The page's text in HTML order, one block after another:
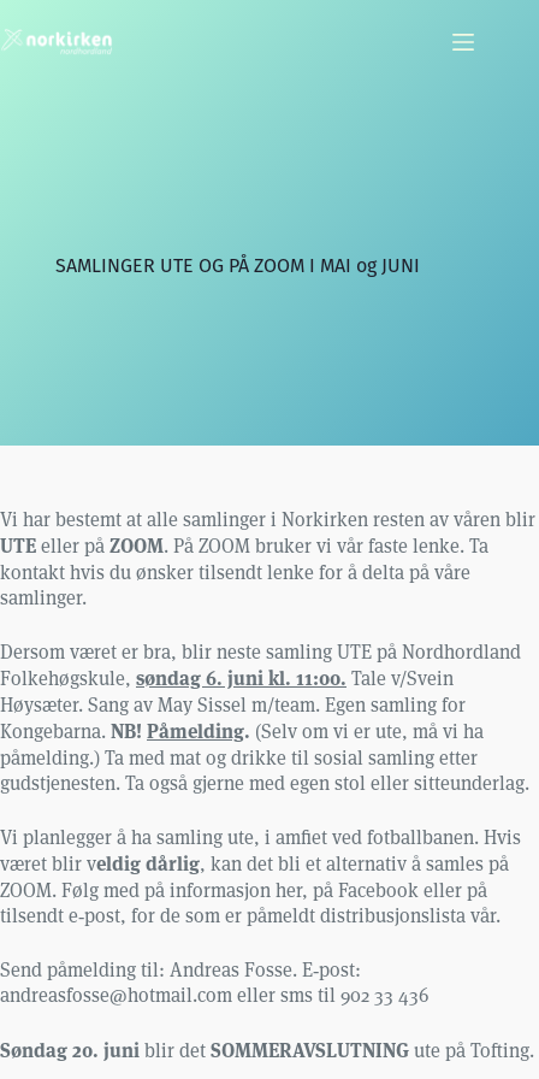
til
innholdet
SAMLINGER UTE OG PÅ ZOOM I MAI og JUNI
Vi har bestemt at alle samlinger i Norkirken resten av våren blir
UTEeller på ZOOM. På ZOOM bruker vi vår faste lenke. Ta
kontakt hvis du ønsker tilsendt lenke for å delta på våre
samlinger.
Dersom været er bra, blir neste samling UTE på Nordhordland
Folkehøgskule, søndag 6. juni kl. 11:00. Tale v/Svein
Høysæter. Sang av May Sissel m/team. Egen samling for
Kongebarna.NB! Påmelding. (Selv om vi er ute, må vi ha
påmelding.) Ta med mat og drikke til sosial samling etter
gudstjenesten. Ta også gjerne med egen stol eller sitteunderlag.
Vi planlegger å ha samling ute, i amfiet ved fotballbanen. Hvis
været blir veldig dårlig, kan det bli et alternativ å samles på
ZOOM. Følg med på informasjon her, på Facebook eller på
tilsendt e‑post, for de som er påmeldt distribusjonslista vår.
Send påmelding til: Andreas Fosse. E‑post:
andreasfosse@hotmail.com eller sms til 902 33 436
Søndag 20. juniblir detSOMMERAVSLUTNINGute på Tofting.